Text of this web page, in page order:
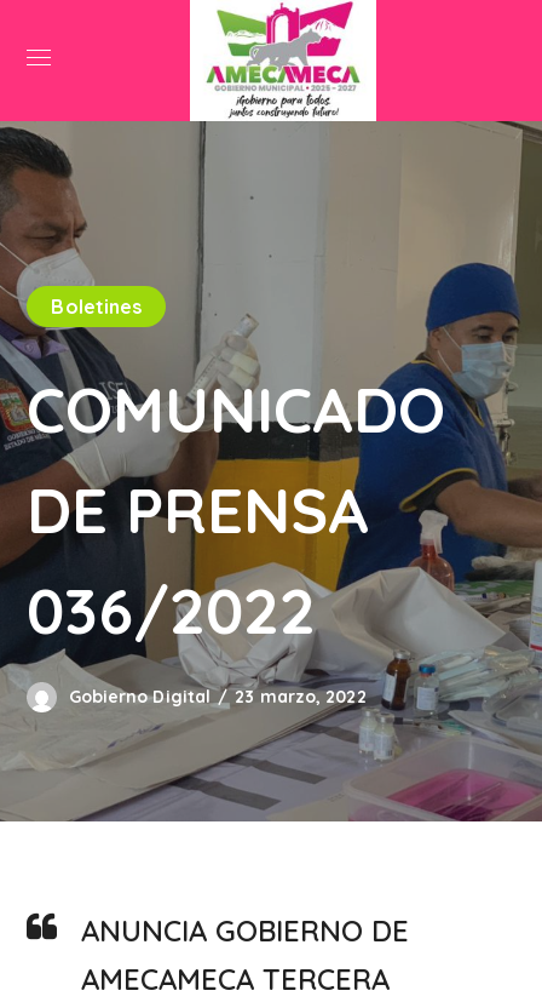
Boletines
COMUNICADO
DE PRENSA
036/2022
Gobierno Digital 23 marzo, 2022
ANUNCIA GOBIERNO DE
AMECAMECA TERCERA